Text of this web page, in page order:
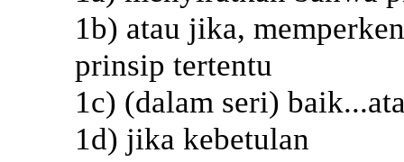
1b) atau jika,
prinsip tertentu
1c) (dalam seri)
1d) jika kebetulan